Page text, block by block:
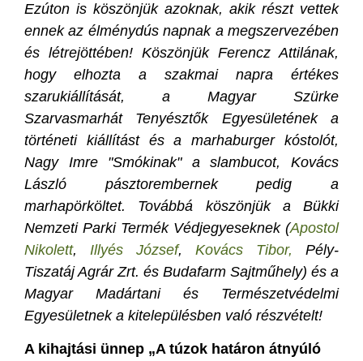
Ezúton is köszönjük azoknak, akik részt vettek
ennek az élménydús napnak a megszervezében
és létrejöttében! Köszönjük Ferencz Attilának,
hogy elhozta a szakmai napra értékes
szarukiállítását, a Magyar Szürke
Szarvasmarhát Tenyésztők Egyesületének a
történeti kiállítást és a marhaburger kóstolót,
Nagy Imre "Smókinak" a slambucot, Kovács
László pásztorembernek pedig a
marhapörköltet. Továbbá köszönjük a Bükki
Nemzeti Parki Termék Védjegyeseknek (Apostol
Nikolett, Illyés József, Kovács Tibor, Pély-
Tiszatáj Agrár Zrt. és Budafarm Sajtműhely) és a
Magyar Madártani és Természetvédelmi
Egyesületnek a kitelepülésben való részvételt!
A kihajtási ünnep „A túzok határon átnyúló